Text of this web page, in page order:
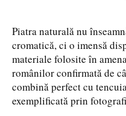
Piatra naturală nu
cromatică, ci o imensă
materiale folosite în
românilor confirmată de
combină perfect cu
exemplificată prin